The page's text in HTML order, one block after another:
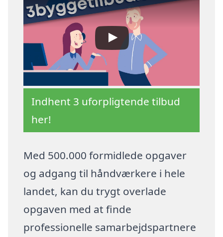
Indhent 3 uforpligtende tilbud
her!
Med 500.000 formidlede opgaver
og adgang til håndværkere i hele
landet, kan du trygt overlade
opgaven med at finde
professionelle samarbejdspartnere